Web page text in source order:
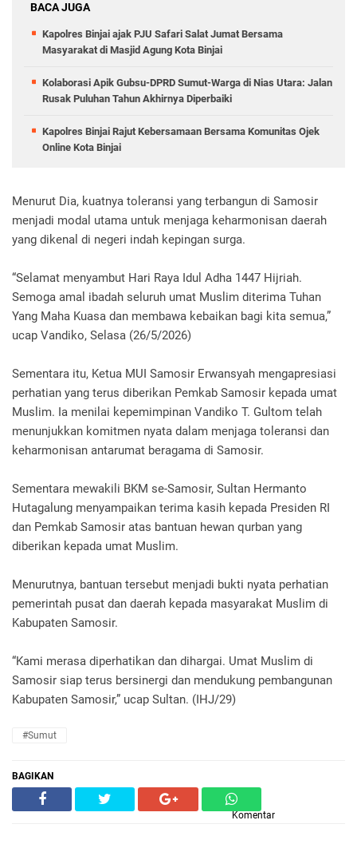
BACA JUGA
Kapolres Binjai ajak PJU Safari Salat Jumat Bersama
Masyarakat di Masjid Agung Kota Binjai
Kolaborasi Apik Gubsu-DPRD Sumut-Warga di Nias Utara: Jalan
Rusak Puluhan Tahun Akhirnya Diperbaiki
Kapolres Binjai Rajut Kebersamaan Bersama Komunitas Ojek
Online Kota Binjai
Menurut Dia, kuatnya toleransi yang terbangun di Samosir
menjadi modal utama untuk menjaga keharmonisan daerah
yang dikenal di negeri indah kepingan surga.
“Selamat menyambut Hari Raya Idul Adha 1447 Hijriah.
Semoga amal ibadah seluruh umat Muslim diterima Tuhan
Yang Maha Kuasa dan membawa kebaikan bagi kita semua,”
ucap Vandiko, Selasa (26/5/2026)
Sementara itu, Ketua MUI Samosir Erwansyah mengapresiasi
perhatian yang terus diberikan Pemkab Samosir kepada umat
Muslim. Ia menilai kepemimpinan Vandiko T. Gultom telah
menunjukkan komitmen nyata dalam menjaga toleransi dan
keharmonisan antarumat beragama di Samosir.
Sementara mewakili BKM se-Samosir, Sultan Hermanto
Hutagalung menyampaikan terima kasih kepada Presiden RI
dan Pemkab Samosir atas bantuan hewan qurban yang
diberikan kepada umat Muslim.
Menurutnya, bantuan tersebut menjadi bukti nyata perhatian
pemerintah pusat dan daerah kepada masyarakat Muslim di
Kabupaten Samosir.
“Kami merasa diperhatikan dan dihargai. Umat Muslim di
Samosir siap terus bersinergi dan mendukung pembangunan
Kabupaten Samosir,” ucap Sultan. (IHJ/29)
#Sumut
BAGIKAN
Komentar